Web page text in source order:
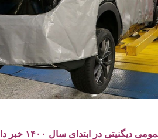
در ابتدای سال ۱۴۰۰ خبر داد.